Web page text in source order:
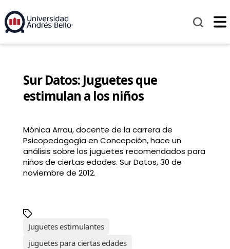
Sur Datos: Juguetes que
estimulan a los niños
Mónica Arrau, docente de la carrera de
Psicopedagogía en Concepción, hace un
análisis sobre los juguetes recomendados para
niños de ciertas edades. Sur Datos, 30 de
noviembre de 2012.
Juguetes estimulantes
juguetes para ciertas edades